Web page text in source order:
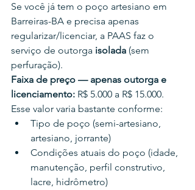
Se você já tem o poço artesiano em
Barreiras-BA e precisa apenas
regularizar/licenciar, a PAAS faz o
serviço de outorga isolada (sem
perfuração).
Faixa de preço — apenas outorga e
licenciamento: R$ 5.000 a R$ 15.000.
Esse valor varia bastante conforme:
Tipo de poço (semi-artesiano,
artesiano, jorrante)
Condições atuais do poço (idade,
manutenção, perfil construtivo,
lacre, hidrômetro)